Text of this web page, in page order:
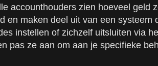
accounthouders zien hoeveel geld
en maken deel uit van een systeem
instellen of zichzelf uitsluiten via
pas ze aan om aan je specifieke